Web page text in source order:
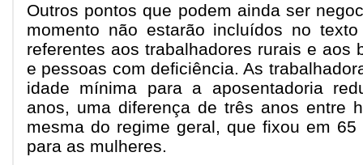
Outros pontos que podem ainda ser
momento não estarão incluídos no
referentes aos trabalhadores rurais e aos
e pessoas com deficiência. As
idade mínima para a aposentadoria
anos, uma diferença de três anos entre
mesma do regime geral, que fixou em
para as mulheres.